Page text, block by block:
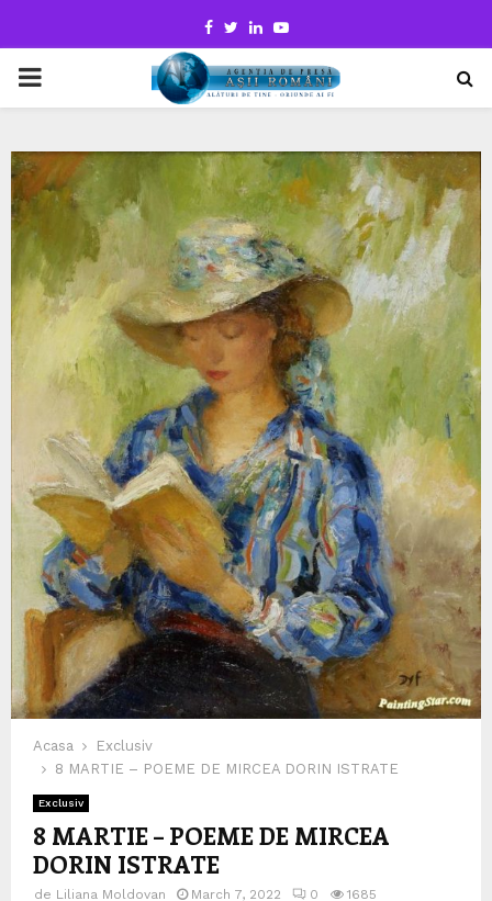
Facebook
TwitterLinkedinYoutube
PRIMARY
Acasa
Exclusiv
8 MARTIE – POEME DE MIRCEA DORIN ISTRATE
Exclusiv
8 MARTIE – POEME DE MIRCEA
DORIN ISTRATE
de Liliana Moldovan March 7, 2022 0 1685